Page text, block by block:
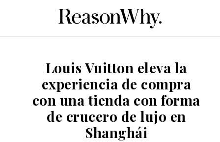
Louis Vuitton eleva la
experiencia de compra
con una tienda con forma
de crucero de lujo en
Shanghái